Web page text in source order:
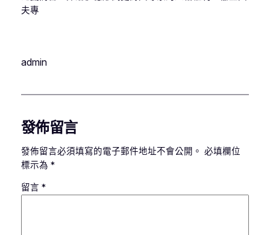
夫專
admin
發佈留言
發佈留言必須填寫的電子郵件地址不會公開。 必填欄位
標示為 *
留言 *